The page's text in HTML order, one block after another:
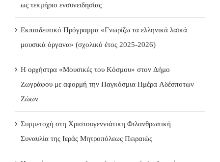
ως τεκμήριο ενσυνειδησίας
Εκπαιδευτικό Πρόγραμμα «Γνωρίζω τα ελληνικά λαϊκά
μουσικά όργανα» (σχολικό έτος 2025-2026)
Η ορχήστρα «Μουσικές του Κόσμου» στον Δήμο
Ζωγράφου με αφορμή την Παγκόσμια Ημέρα Αδέσποτων
Ζώων
Συμμετοχή στη Χριστουγεννιάτικη Φιλανθρωπική
Συναυλία της Ιεράς Μητροπόλεως Πειραιώς